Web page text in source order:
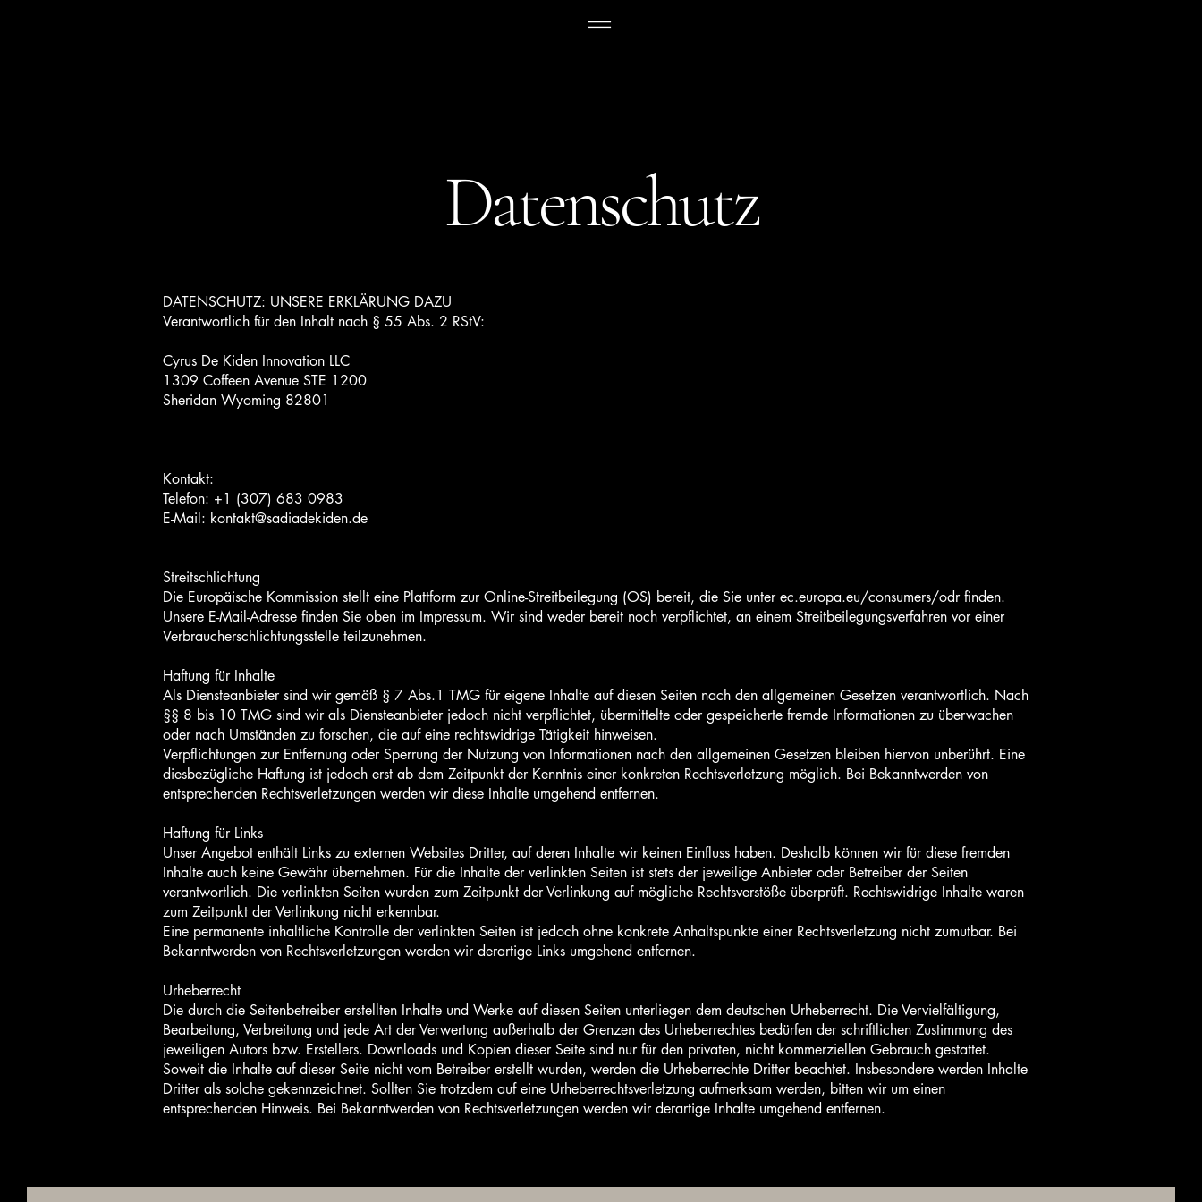
Datenschutz
DATENSCHUTZ: UNSERE ERKLÄRUNG DAZU
Verantwortlich für den Inhalt nach § 55 Abs. 2 RStV:
Cyrus De Kiden Innovation LLC
1309 Coffeen Avenue STE 1200
Sheridan Wyoming 82801
Kontakt:
Telefon: +1 (307) 683 0983
E-Mail: kontakt@sadiadekiden.de
Streitschlichtung
Die Europäische Kommission stellt eine Plattform zur Online-Streitbeilegung (OS) bereit, die Sie unter ec.europa.eu/consumers/odr finden.
Unsere E-Mail-Adresse finden Sie oben im Impressum. Wir sind weder bereit noch verpflichtet, an einem Streitbeilegungsverfahren vor einer
Verbraucherschlichtungsstelle teilzunehmen.
Haftung für Inhalte
Als Diensteanbieter sind wir gemäß § 7 Abs.1 TMG für eigene Inhalte auf diesen Seiten nach den allgemeinen Gesetzen verantwortlich. Nach
§§ 8 bis 10 TMG sind wir als Diensteanbieter jedoch nicht verpflichtet, übermittelte oder gespeicherte fremde Informationen zu überwachen
oder nach Umständen zu forschen, die auf eine rechtswidrige Tätigkeit hinweisen.
Verpflichtungen zur Entfernung oder Sperrung der Nutzung von Informationen nach den allgemeinen Gesetzen bleiben hiervon unberührt. Eine
diesbezügliche Haftung ist jedoch erst ab dem Zeitpunkt der Kenntnis einer konkreten Rechtsverletzung möglich. Bei Bekanntwerden von
entsprechenden Rechtsverletzungen werden wir diese Inhalte umgehend entfernen.
Haftung für Links
Unser Angebot enthält Links zu externen Websites Dritter, auf deren Inhalte wir keinen Einfluss haben. Deshalb können wir für diese fremden
Inhalte auch keine Gewähr übernehmen. Für die Inhalte der verlinkten Seiten ist stets der jeweilige Anbieter oder Betreiber der Seiten
verantwortlich. Die verlinkten Seiten wurden zum Zeitpunkt der Verlinkung auf mögliche Rechtsverstöße überprüft. Rechtswidrige Inhalte waren
zum Zeitpunkt der Verlinkung nicht erkennbar.
Eine permanente inhaltliche Kontrolle der verlinkten Seiten ist jedoch ohne konkrete Anhaltspunkte einer Rechtsverletzung nicht zumutbar. Bei
Bekanntwerden von Rechtsverletzungen werden wir derartige Links umgehend entfernen.
Urheberrecht
Die durch die Seitenbetreiber erstellten Inhalte und Werke auf diesen Seiten unterliegen dem deutschen Urheberrecht. Die Vervielfältigung,
Bearbeitung, Verbreitung und jede Art der Verwertung außerhalb der Grenzen des Urheberrechtes bedürfen der schriftlichen Zustimmung des
jeweiligen Autors bzw. Erstellers. Downloads und Kopien dieser Seite sind nur für den privaten, nicht kommerziellen Gebrauch gestattet.
Soweit die Inhalte auf dieser Seite nicht vom Betreiber erstellt wurden, werden die Urheberrechte Dritter beachtet. Insbesondere werden Inhalte
Dritter als solche gekennzeichnet. Sollten Sie trotzdem auf eine Urheberrechtsverletzung aufmerksam werden, bitten wir um einen
entsprechenden Hinweis. Bei Bekanntwerden von Rechtsverletzungen werden wir derartige Inhalte umgehend entfernen.